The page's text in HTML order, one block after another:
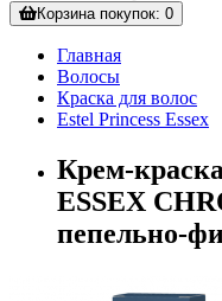
Корзинапокупок: 0
Главная
Волосы
Краска для волос
Estel Princess Essex
Крем-
ESSEX
пепельно-